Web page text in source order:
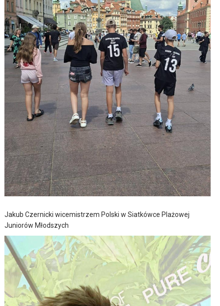
Jakub Czernicki wicemistrzem Polski w Siatkówce Plażowej
Juniorów Młodszych